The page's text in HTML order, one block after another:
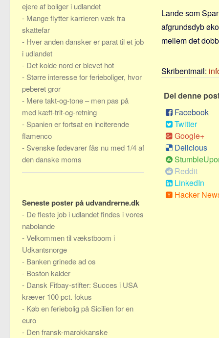
Lande som
afgrundsdyb
mellem det
Skribentmail:
Del denne
Facebook
Twitter
Google+
Delicious
Reddit
LinkedIn
Hacker
ejere af boliger i udlandet
- Mange flytter karrieren væk fra
skattefar
- Hver anden dansker er parat til et job
i udlandet
- Det kolde nord er blevet hot
- Større interesse for ferieboliger, hvor
peberet gror
- Mere takt-og-tone – men pas på
med kæft-trit-og-retning
- Spanien er fortsat en inciterende
flamenco
- Svenske fødevarer fås nu med 1/4 af
den danske moms
Seneste poster på udvandrerne.dk
- De fleste job i udlandet findes i vores
nabolande
-Velkommen til vækstboom i
Udkantsnorge
- Banken grinede ad os
- Boston kalder
- Dansk Fitbay-stifter: Succes i USA
kræver 100 pct. fokus
- Køb en feriebolig på Sicilien for en
euro
- Den fransk-marokkanske